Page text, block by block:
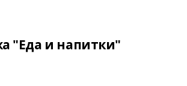
"Еда и напитки"